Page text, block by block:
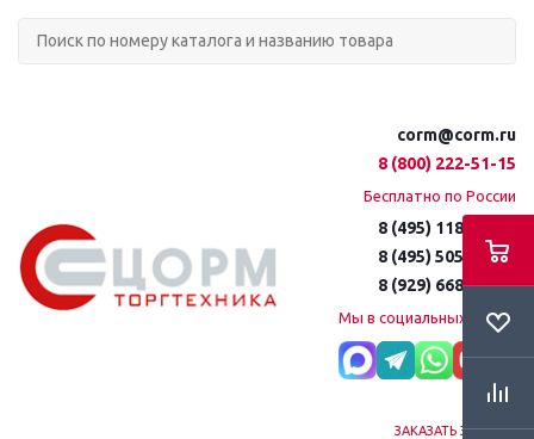
corm@corm.ru
8 (800) 222-51-15
Бесплатно по России
8 (495) 118-61-16
8 (495) 505-51-15
8 (929) 668-95-35
Мы в социальных сетях:
ЗАКАЗАТЬ ЗВОНОК